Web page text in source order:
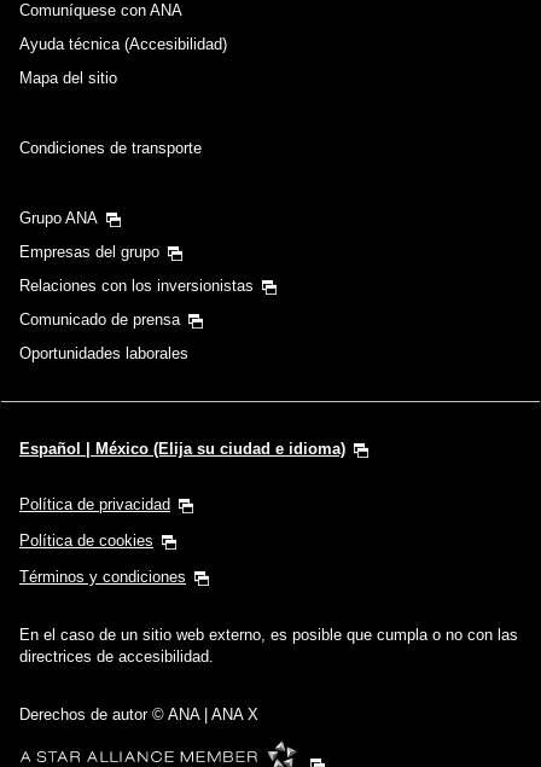
Comuníquese con ANA
Ayuda técnica (Accesibilidad)
Mapa del sitio
Condiciones de transporte
Grupo ANA
Empresas del grupo
Relaciones con los inversionistas
Comunicado de prensa
Oportunidades laborales
Español | México (Elija su ciudad e idioma)
Política de privacidad
Política de cookies
Términos y condiciones
En el caso de un sitio web externo, es posible que cumpla o no con las
directrices de accesibilidad.
Derechos de autor © ANA | ANA X